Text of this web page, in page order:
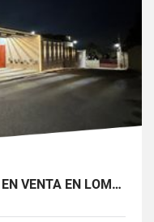
TERRENO CON 6 TOWNHOUSE EN VENTA EN LOMAS DE TABURE CABUDARE